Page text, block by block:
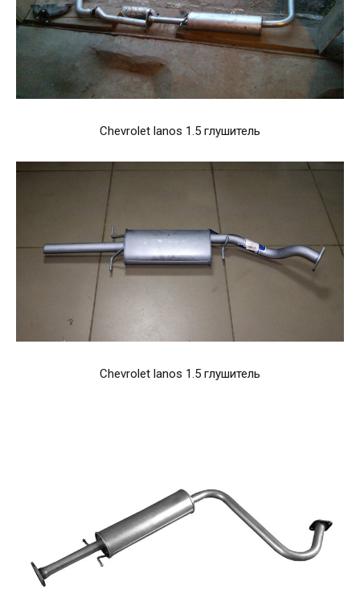
Chevrolet lanos 1.5 глушитель
Chevrolet lanos 1.5 глушитель